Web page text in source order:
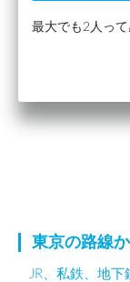
最大でも2人っ
東京の路線
JR、私鉄、地